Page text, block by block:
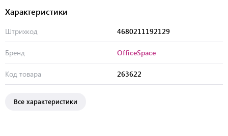
Характеристики
Штрихкод 4680211192129
Бренд OfficeSpace
Код товара 263622
Все характеристики